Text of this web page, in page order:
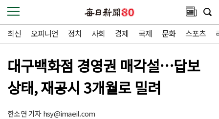
최신 오피니언 정치 사회 경제 국제 문화 스포츠
대구백화점 경영권 매각설…답보
상태, 재공시 3개월로 밀려
한소연 기자hsy@imaeil.com